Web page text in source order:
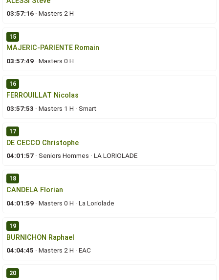
03:57:16 ·Masters 2 H
15
MAJERIC-PARIENTE Romain
03:57:49 ·Masters 0 H
16
FERROUILLAT Nicolas
03:57:53 ·Masters 1 H ·Smart
17
DE CECCO Christophe
04:01:57 ·Seniors Hommes ·LA LORIOLADE
18
CANDELA Florian
04:01:59 ·Masters 0 H ·La Loriolade
19
BURNICHON Raphael
04:04:45 ·Masters 2 H ·EAC
20